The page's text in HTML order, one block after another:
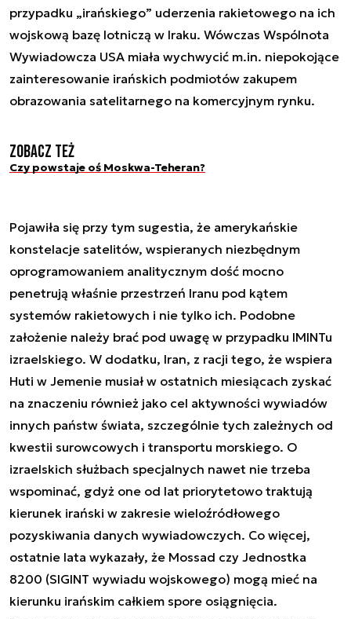
przypadku „irańskiego” uderzenia rakietowego na ich
wojskową bazę lotniczą w Iraku. Wówczas Wspólnota
Wywiadowcza USA miała wychwycić m.in. niepokojące
zainteresowanie irańskich podmiotów zakupem
obrazowania satelitarnego na komercyjnym rynku.
Zobacz też
Czy powstaje oś Moskwa-Teheran?
Pojawiła się przy tym sugestia, że amerykańskie
konstelacje satelitów, wspieranych niezbędnym
oprogramowaniem analitycznym dość mocno
penetrują właśnie przestrzeń Iranu pod kątem
systemów rakietowych i nie tylko ich. Podobne
założenie należy brać pod uwagę w przypadku IMINTu
izraelskiego. W dodatku, Iran, z racji tego, że wspiera
Huti w Jemenie musiał w ostatnich miesiącach zyskać
na znaczeniu również jako cel aktywności wywiadów
innych państw świata, szczególnie tych zależnych od
kwestii surowcowych i transportu morskiego. O
izraelskich służbach specjalnych nawet nie trzeba
wspominać, gdyż one od lat priorytetowo traktują
kierunek irański w zakresie wieloźródłowego
pozyskiwania danych wywiadowczych. Co więcej,
ostatnie lata wykazały, że Mossad czy Jednostka
8200 (SIGINT wywiadu wojskowego) mogą mieć na
kierunku irańskim całkiem spore osiągnięcia.